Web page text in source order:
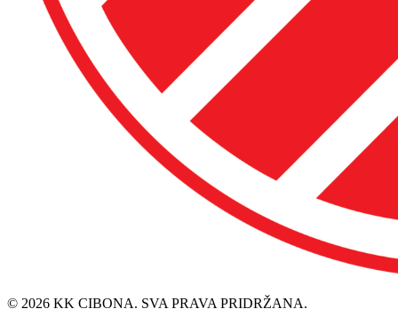
© 2026 KK CIBONA. SVA PRAVA PRIDRŽANA.